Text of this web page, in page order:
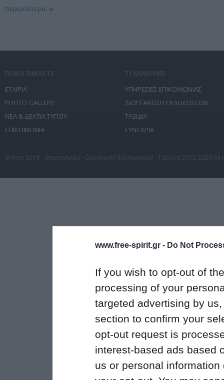
www.free-spirit.gr - Do Not
If you wish to opt-out of
processing of your
targeted advertising by
section to confirm your
opt-out request is
interest-based ads based
us or personal
περισσότερα
ΕΤΑΙΡΙΑ
PHOTO GALLERY
ΝΕΑ & ΔΕΛΤΙΑ ΤΥΠΟΥ
ΕΠΙΚΟΙΝΩΝΙΑ
ΥΠΗΡΕΣΙΕΣ ΕΠΙΚΟΙΝΩΝΙΑΣ
ΔΙΟΡΓΑΝΩΣΗ ΕΚΔΗΛΩΣΕΩΝ
ΤΑΞΙΔΙΑ
ΣΥΝΕΔΡΙΑ
© Free Spirit - Επικοινωνία - Οργάνωση Εκδηλώσεων - Ταξίδια 2012-2026